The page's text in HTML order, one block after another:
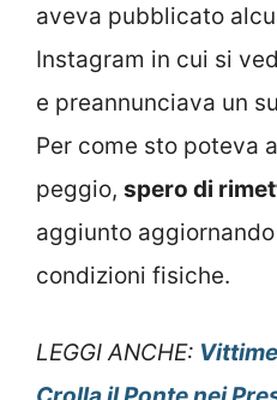
aveva pubblicato
Instagram in cui si
e preannunciava un
Per come sto poteva
peggio, spero di
aggiunto
condizioni fisiche.
LEGGI ANCHE: